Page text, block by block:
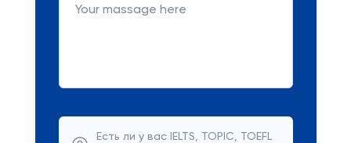
Есть ли у вас IELTS, TOPIC, TOEFL